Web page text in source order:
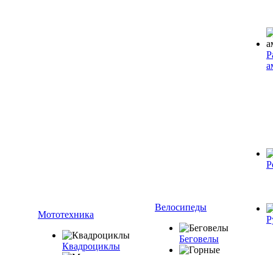
Мототехника
Квадроциклы
Велосипеды
Беговелы